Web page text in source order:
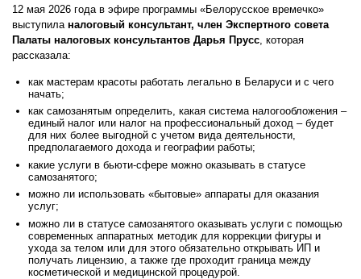
12 мая 2026 года в эфире программы «Белорусское времечко»
выступила налоговый консультант, член Экспертного совета
Палаты налоговых консультантов Дарья Прусс, которая
рассказала:
как мастерам красоты работать легально в Беларуси и с чего
начать;
как самозанятым определить, какая система налогообложения –
единый налог или налог на профессиональный доход – будет
для них более выгодной с учетом вида деятельности,
предполагаемого дохода и географии работы;
какие услуги в бьюти-сфере можно оказывать в статусе
самозанятого;
можно ли использовать «бытовые» аппараты для оказания
услуг;
можно ли в статусе самозанятого оказывать услуги с помощью
современных аппаратных методик для коррекции фигуры и
ухода за телом или для этого обязательно открывать ИП и
получать лицензию, а также где проходит граница между
косметической и медицинской процедурой.